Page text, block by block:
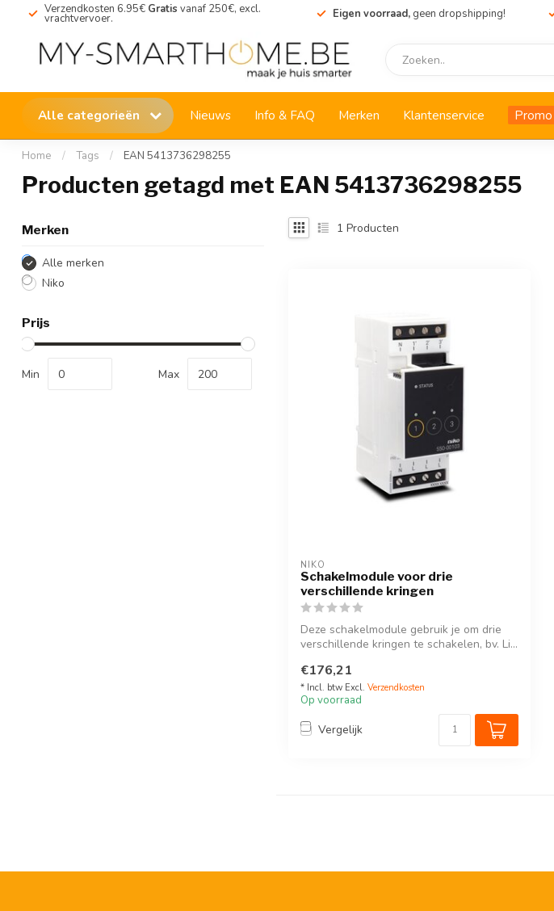
Verzendkosten 6.95€ Gratis vanaf 250€, excl.
vrachtvervoer. Eigen voorraad, geen dropshipping!
Alle categorieën Nieuws Info & FAQ Merken Klantenservice Promo
Home / Tags / EAN 5413736298255
Producten getagd met EAN 5413736298255
Merken
Alle merken
Niko
Prijs
Min Max
1 Producten
NIKO
Schakelmodule voor drie
verschillende kringen
Deze schakelmodule gebruik je om drie
verschillende kringen te schakelen, bv. Li...
€176,21
* Incl. btw Excl. Verzendkosten
Op voorraad
Vergelijk